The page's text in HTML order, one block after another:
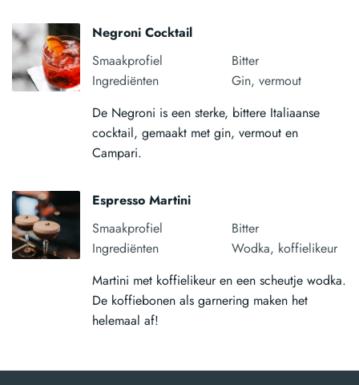
Negroni Cocktail
Smaakprofiel
Bitter
Ingrediënten
Gin, vermout
De Negroni is een sterke, bittere Italiaanse
cocktail, gemaakt met gin, vermout en
Campari.
Espresso Martini
Smaakprofiel
Bitter
Ingrediënten
Wodka, koffielikeur
Martini met koffielikeur en een scheutje wodka.
De koffiebonen als garnering maken het
helemaal af!